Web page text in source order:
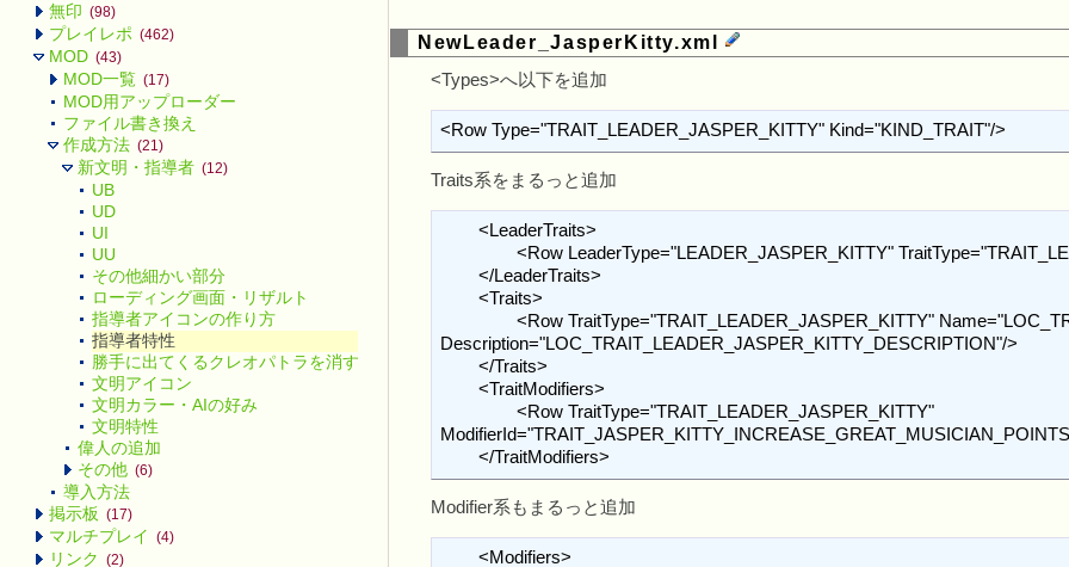
無印 (98)
プレイレポ (462)
MOD (43)
MOD一覧 (17)
MOD用アップローダー
ファイル書き換え
作成方法 (21)
新文明・指導者 (12)
UB
UD
UI
UU
その他細かい部分
ローディング画面・リザルト
指導者アイコンの作り方
指導者特性
勝手に出てくるクレオパトラを消す方法
文明アイコン
文明カラー・AIの好み
文明特性
偉人の追加
その他 (6)
導入方法
掲示板 (17)
マルチプレイ (4)
リンク (2)
NewLeader_JasperKitty.xml
<Types>へ以下を追加
<Row Type="TRAIT_LEADER_JASPER_KITTY" Kind="KIND_TRAIT"/>
Traits系をまるっと追加
	<LeaderTraits>
		<Row LeaderType="LEADER_JASPER_KITTY" TraitType="TRAIT_LEADER_JASPER_KITTY"/>
	</LeaderTraits>
	<Traits>
		<Row TraitType="TRAIT_LEADER_JASPER_KITTY" Name="LOC_TRAIT_LEADER_JASPER_KITTY_NAME"
Description="LOC_TRAIT_LEADER_JASPER_KITTY_DESCRIPTION"/>
	</Traits>
	<TraitModifiers>
		<Row TraitType="TRAIT_LEADER_JASPER_KITTY"
	</TraitModifiers>
Modifier系もまるっと追加
	<Modifiers>